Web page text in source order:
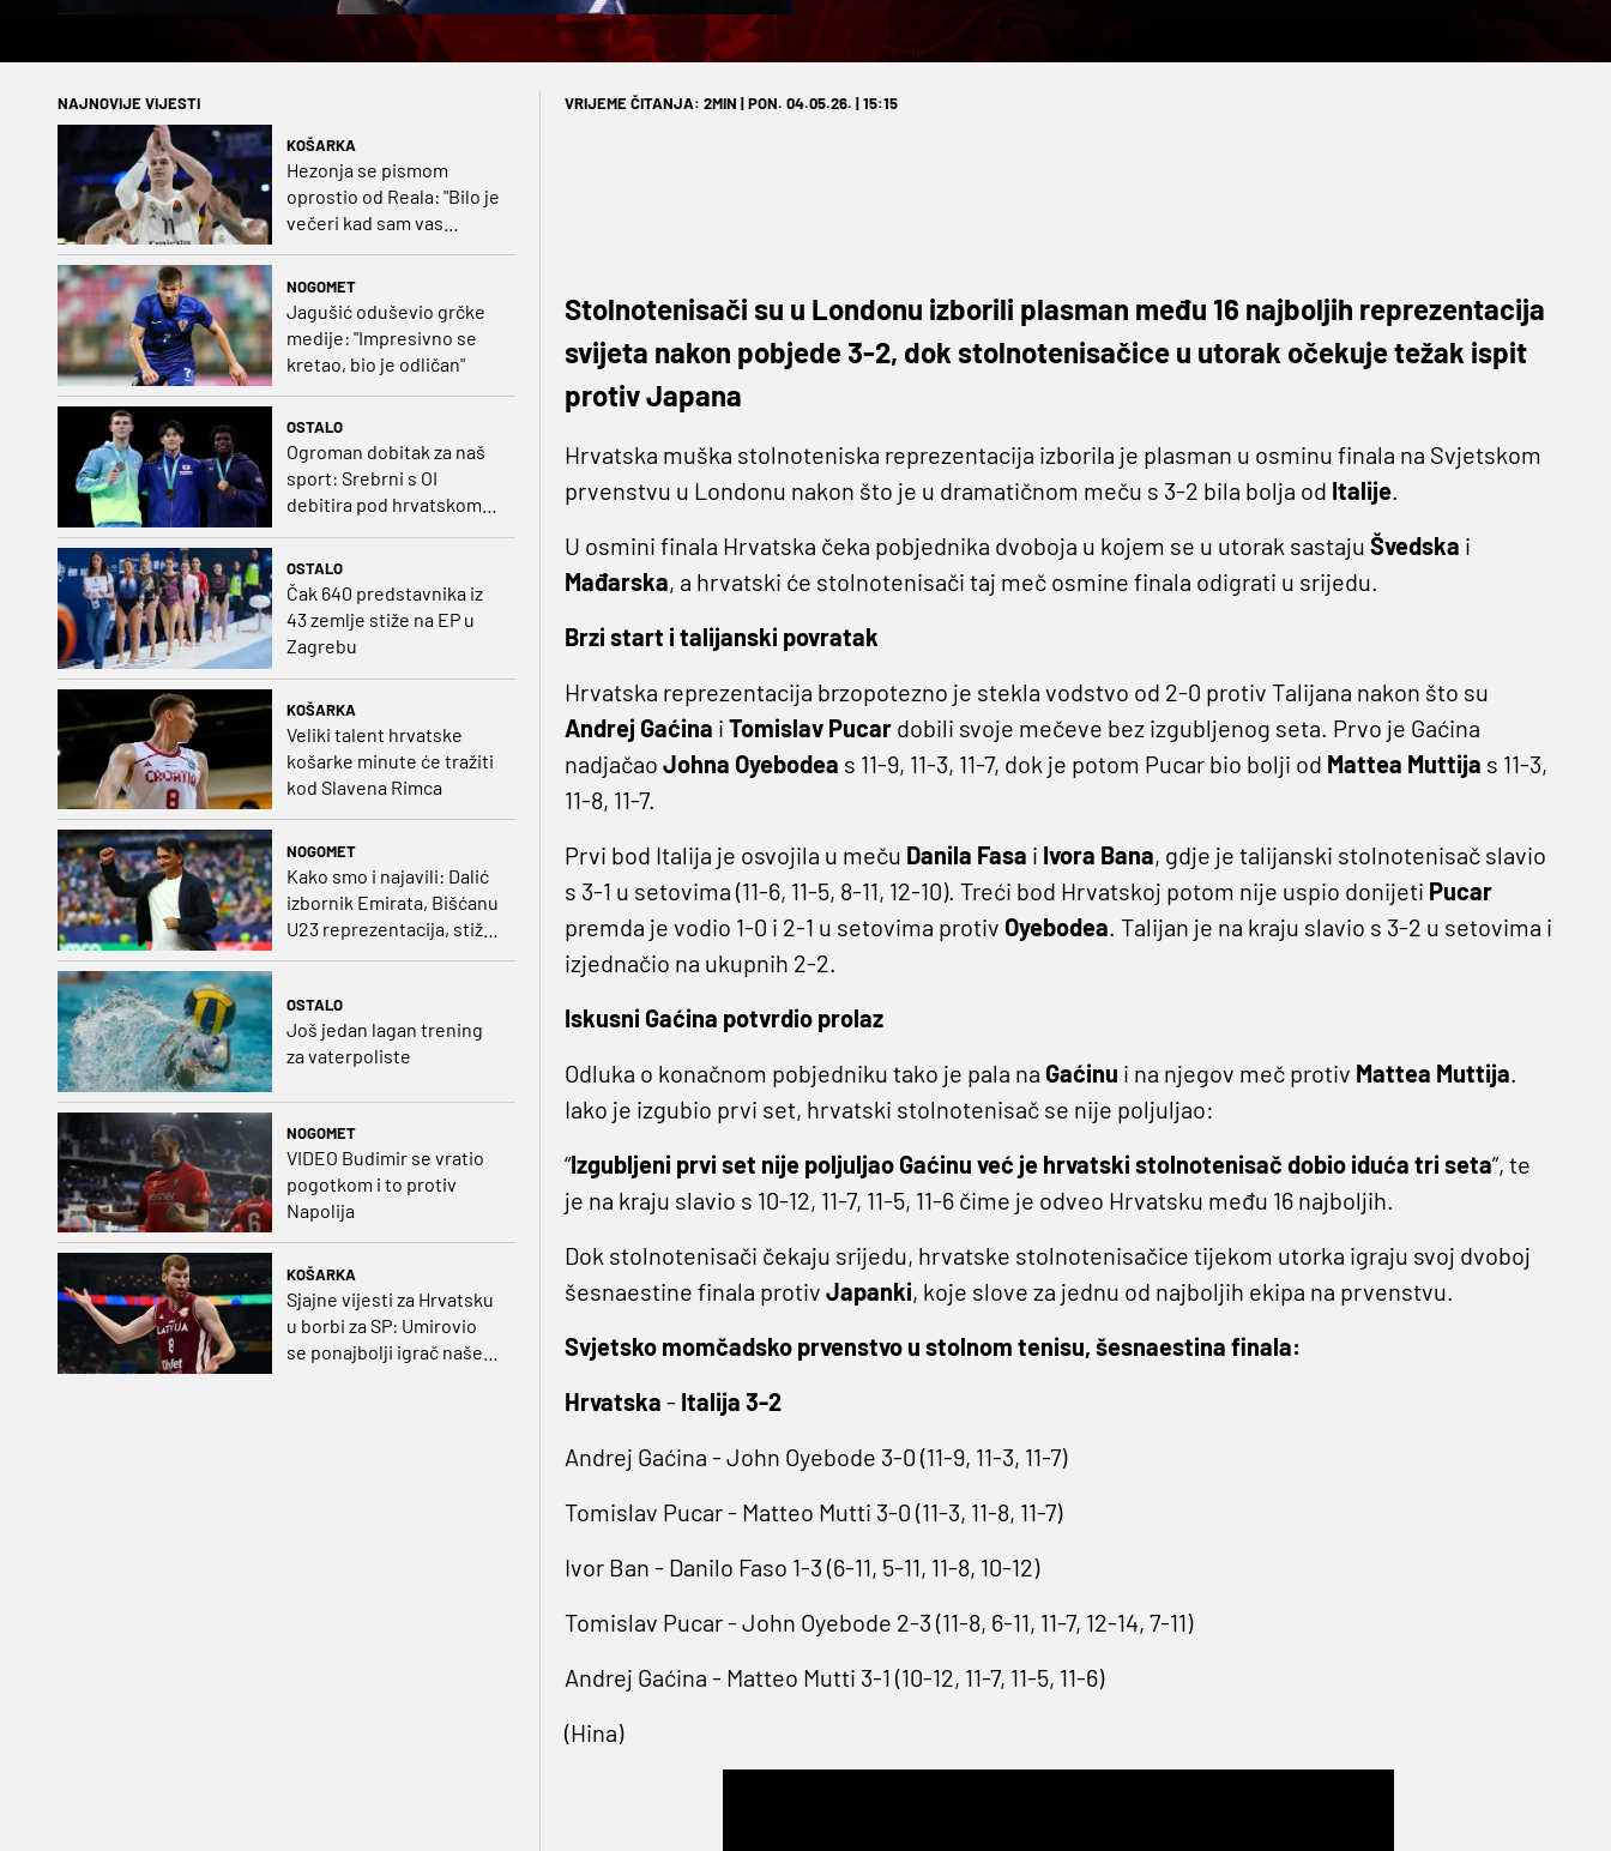
NAJNOVIJE VIJESTI
KOŠARKA
Hezonja se pismom
oprostio od Reala: "Bilo je
večeri kad sam vas
dovodio do ruba
NOGOMET
Jagušić oduševio grčke
medije: "Impresivno se
kretao, bio je odličan"
OSTALO
Ogroman dobitak za naš
sport: Srebrni s OI
debitira pod hrvatskom
OSTALO
Čak 640 predstavnika iz
43 zemlje stiže na EP u
Zagrebu
KOŠARKA
Veliki talent hrvatske
košarke minute će tražiti
kod Slavena Rimca
NOGOMET
Kako smo i najavili: Dalić
izbornik Emirata, Bišćanu
U23 reprezentacija, stiže
OSTALO
Još jedan lagan trening
za vaterpoliste
NOGOMET
VIDEO Budimir se vratio
pogotkom i to protiv
Napolija
KOŠARKA
Sjajne vijesti za Hrvatsku
u borbi za SP: Umirovio
se ponajbolji igrač našeg
VRIJEME ČITANJA: 2MIN | PON. 04.05.26. | 15:15
Stolnotenisači su u Londonu izborili plasman među 16 najboljih reprezentacija
svijeta nakon pobjede 3-2, dok stolnotenisačice u utorak očekuje težak ispit
protiv Japana
Hrvatska muška stolnoteniska reprezentacija izborila je plasman u osminu finala na Svjetskom
prvenstvu u Londonu nakon što je u dramatičnom meču s 3-2 bila bolja od Italije.
U osmini finala Hrvatska čeka pobjednika dvoboja u kojem se u utorak sastaju Švedska i
Mađarska, a hrvatski će stolnotenisači taj meč osmine finala odigrati u srijedu.
Brzi start i talijanski povratak
Hrvatska reprezentacija brzopotezno je stekla vodstvo od 2-0 protiv Talijana nakon što su
Andrej Gaćina i Tomislav Pucardobili svoje mečeve bez izgubljenog seta. Prvo je Gaćina
nadjačao Johna Oyebodea s 11-9, 11-3, 11-7, dok je potom Pucar bio bolji od Mattea Muttija s 11-3,
11-8, 11-7.
Prvi bod Italija je osvojila u meču Danila Fasa i Ivora Bana, gdje je talijanski stolnotenisač slavio
s 3-1 u setovima (11-6, 11-5, 8-11, 12-10). Treći bod Hrvatskoj potom nije uspio donijeti Pucar
premda je vodio 1-0 i 2-1 u setovima protiv Oyebodea . Talijan je na kraju slavio s 3-2 u setovima i
izjednačio na ukupnih 2-2.
Iskusni Gaćina potvrdio prolaz
Odluka o konačnom pobjedniku tako je pala na Gaćinu i na njegov meč protiv Mattea Muttija
Iako je izgubio prvi set, hrvatski stolnotenisač se nije poljuljao:
“Izgubljeni prvi set nije poljuljao Gaćinu već je hrvatski stolnotenisač dobio iduća tri seta”, te
je na kraju slavio s 10-12, 11-7, 11-5, 11-6 čime je odveo Hrvatsku među 16 najboljih.
Dok stolnotenisači čekaju srijedu, hrvatske stolnotenisačice tijekom utorka igraju svoj dvoboj
šesnaestine finala protiv Japanki, koje slove za jednu od najboljih ekipa na prvenstvu.
Svjetsko momčadsko prvenstvo u stolnom tenisu, šesnaestina finala:
Hrvatska - Italija 3-2
Andrej Gaćina - John Oyebode 3-0 (11-9, 11-3, 11-7)
Tomislav Pucar - Matteo Mutti 3-0 (11-3, 11-8, 11-7)
Ivor Ban - Danilo Faso 1-3 (6-11, 5-11, 11-8, 10-12)
Tomislav Pucar - John Oyebode 2-3 (11-8, 6-11, 11-7, 12-14, 7-11)
Andrej Gaćina - Matteo Mutti 3-1 (10-12, 11-7, 11-5, 11-6)
(Hina)